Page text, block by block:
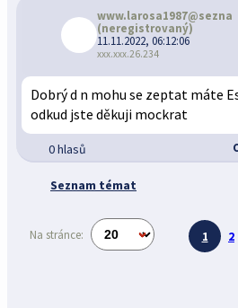
www.larosa1987@sezna
(neregistrovaný)
11.11.2022, 06:12:06
xxx.xxx.26.234
Dobrý d n mohu se zeptat máte
odkud jste děkuji mockrat
0 hlasů
Seznam témat
Na stránce: 1 2